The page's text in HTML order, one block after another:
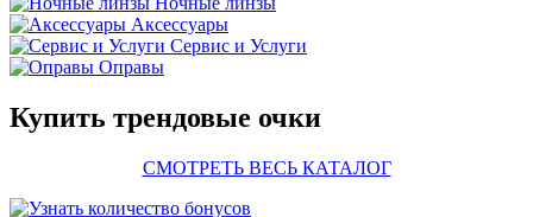
Аксессуары
Сервис и Услуги
Оправы
Купить трендовые очки
СМОТРЕТЬ ВЕСЬ КАТАЛОГ